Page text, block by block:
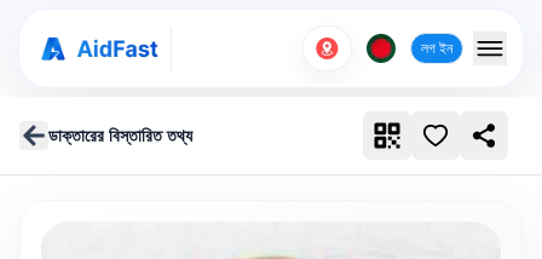
লগ ইন
ডাক্তারের বিস্তারিত তথ্য